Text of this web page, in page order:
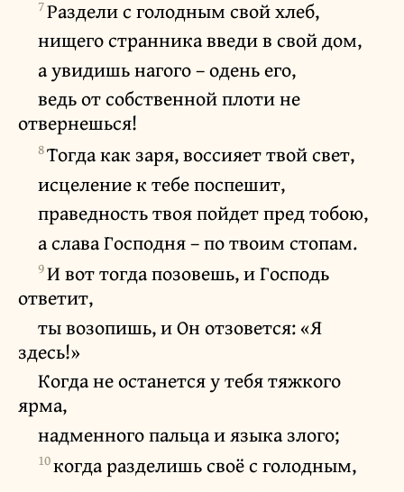
7Раздели с голодным свой хлеб,
нищего странника введи в свой дом,
а увидишь нагого – одень его,
ведь от собственной плоти не
отвернешься!
8Тогда как заря, воссияет твой свет,
исцеление к тебе поспешит,
праведность твоя пойдет пред тобою,
а слава Господня – по твоим стопам.
9И вот тогда позовешь, и Господь
ответит,
ты возопишь, и Он отзовется: «Я
здесь!»
Когда не останется у тебя тяжкого
ярма,
надменного пальца и языка злого;
10когда разделишь своё с голодным,